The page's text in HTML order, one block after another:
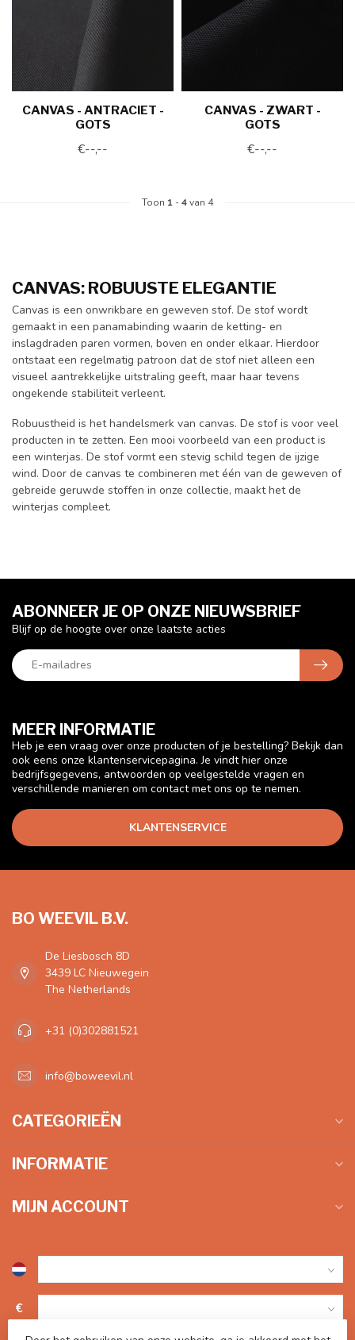
CANVAS - ANTRACIET -
GOTS
€--,--
CANVAS - ZWART -
GOTS
€--,--
Toon 1 -4van 4
CANVAS: ROBUUSTE ELEGANTIE
Canvas is een onwrikbare en geweven stof. De stof wordt
gemaakt in een panamabinding waarin de ketting- en
inslagdraden paren vormen, boven en onder elkaar. Hierdoor
ontstaat een regelmatig patroon dat de stof niet alleen een
visueel aantrekkelijke uitstraling geeft, maar haar tevens
ongekende stabiliteit verleent.
Robuustheid is het handelsmerk van canvas. De stof is voor veel
producten in te zetten. Een mooi voorbeeld van een product is
een winterjas. De stof vormt een stevig schild tegen de ijzige
wind. Door de canvas te combineren met één van de geweven of
gebreide geruwde stoffen in onze collectie, maakt het de
winterjas compleet.
MEER INFORMATIE
Heb je een vraag over onze producten of je bestelling? Bekijk dan
ook eens onze klantenservicepagina. Je vindt hier onze
bedrijfsgegevens, antwoorden op veelgestelde vragen en
verschillende manieren om contact met ons op te nemen.
KLANTENSERVICE
ABONNEER JE OP ONZE NIEUWSBRIEF
Blijf op de hoogte over onze laatste acties
BO WEEVIL B.V.
De Liesbosch 8D
3439 LC Nieuwegein
The Netherlands
+31 (0)302881521
info@boweevil.nl
CATEGORIEËN
INFORMATIE
MIJN ACCOUNT
€